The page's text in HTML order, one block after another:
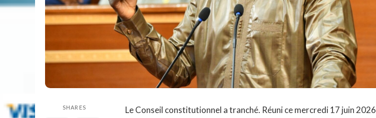
SHARES
Le Conseil constitutionnel a tranché. Réuni ce mercredi 17 juin